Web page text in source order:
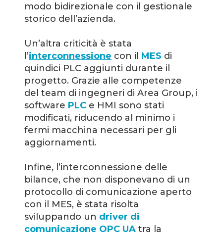
modo bidirezionale con il gestionale
storico dell’azienda.
Un’altra criticità è stata
l’interconnessione con il MES di
quindici PLC aggiunti durante il
progetto. Grazie alle competenze
del team di ingegneri di Area Group, i
software PLC e HMI sono stati
modificati, riducendo al minimo i
fermi macchina necessari per gli
aggiornamenti.
Infine, l’interconnessione delle
bilance, che non disponevano di un
protocollo di comunicazione aperto
con il MES, è stata risolta
sviluppando un driver di
comunicazione OPC UA tra la